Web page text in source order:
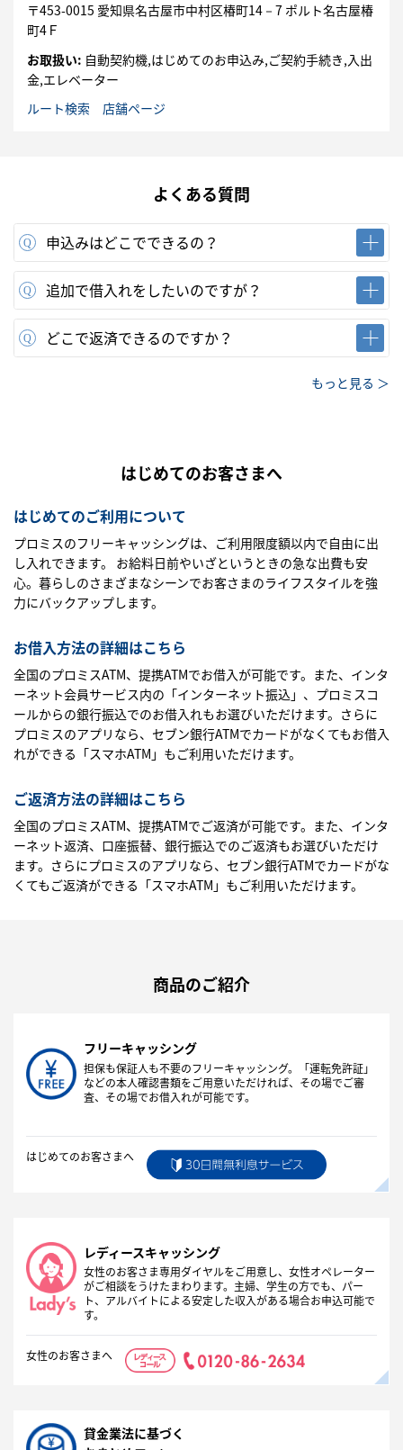
〒453-0015 愛知県名古屋市中村区椿町14－7 ポルト名古屋椿
町4Ｆ
お取扱い: 自動契約機,はじめてのお申込み,ご契約手続き,入出
金,エレベーター
ルート検索
店舗ページ
よくある質問
申込みはどこでできるの？
追加で借入れをしたいのですが？
どこで返済できるのですか？
もっと見る ＞
はじめてのお客さまへ
はじめてのご利用について
プロミスのフリーキャッシングは、ご利用限度額以内で自由に出
し入れできます。 お給料日前やいざというときの急な出費も安
心。暮らしのさまざまなシーンでお客さまのライフスタイルを強
力にバックアップします。
お借入方法の詳細はこちら
全国のプロミスATM、提携ATMでお借入が可能です。また、インタ
ーネット会員サービス内の「インターネット振込」、プロミスコ
ールからの銀行振込でのお借入れもお選びいただけます。さらに
プロミスのアプリなら、セブン銀行ATMでカードがなくてもお借入
れができる「スマホATM」もご利用いただけます。
ご返済方法の詳細はこちら
全国のプロミスATM、提携ATMでご返済が可能です。また、インタ
ーネット返済、口座振替、銀行振込でのご返済もお選びいただけ
ます。さらにプロミスのアプリなら、セブン銀行ATMでカードがな
くてもご返済ができる「スマホATM」もご利用いただけます。
商品のご紹介
フリーキャッシング
担保も保証人も不要のフリーキャッシング。「運転免許証」
などの本人確認書類をご用意いただければ、その場でご審
査、その場でお借入れが可能です。
はじめてのお客さまへ
レディースキャッシング
女性のお客さま専用ダイヤルをご用意し、女性オペレーター
がご相談をうけたまわります。主婦、学生の方でも、パー
ト、アルバイトによる安定した収入がある場合お申込可能で
す。
女性のお客さまへ
貸金業法に基づく